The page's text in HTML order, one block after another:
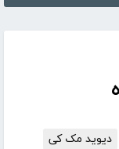
دیوید مک کی